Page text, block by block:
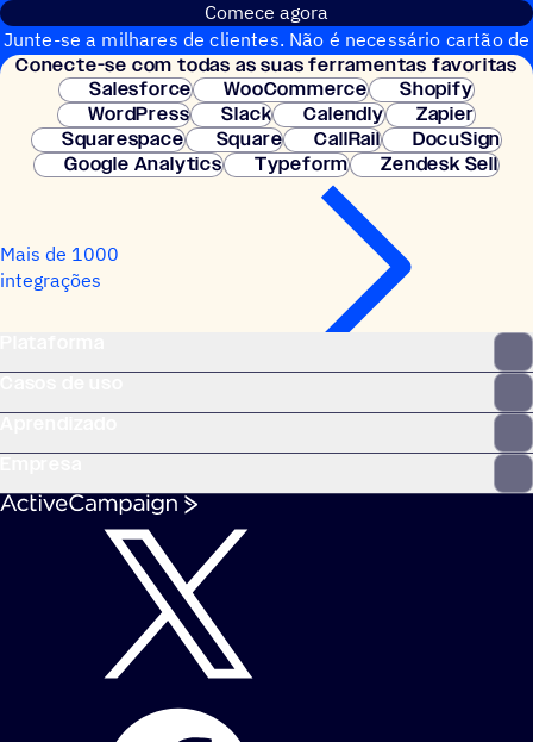
Comece agora
Junte-se a milhares de clientes. Não é necessário cartão de
crédito. Configuração instantânea.
Conecte-se com todas as suas ferramentas favoritas
Salesforce
WooCommerce
Shopify
WordPress
Slack Calendly
Zapier
Squarespace
Square CallRail
DocuSign
Google Analytics
Typeform Zendesk Sell
Mais de 1000
integrações